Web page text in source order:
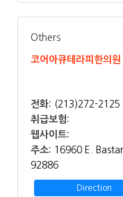
Others
코어아큐테라피한의
전화: (213)272-2125
취급보험:
웹사이트:
주소: 16960 E.
92886
Direction